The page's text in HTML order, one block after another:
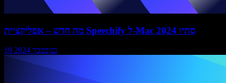
מה חדש – אפליקציית Speechify ל-Mac סתיו 2024
19 בנובמבר 2024